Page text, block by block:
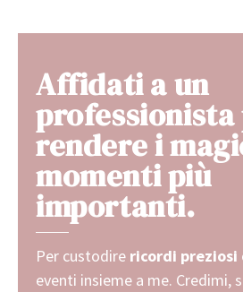
Affidati a un
professionista
rendere i
momenti più
importanti.
Per custodire ricordi preziosi
eventi insieme a me. Credimi,